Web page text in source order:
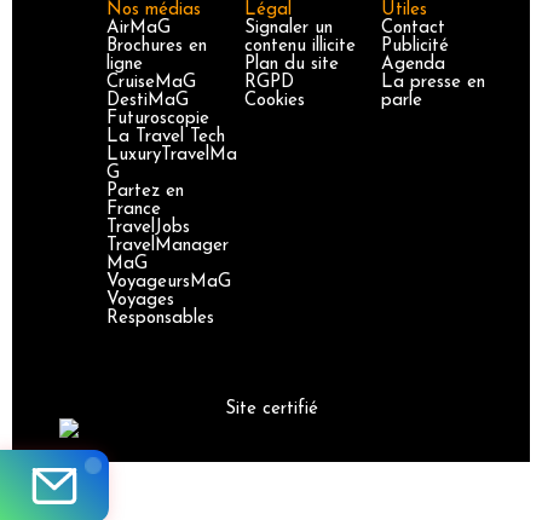
Nos médias
AirMaG
Brochures en
ligne
CruiseMaG
DestiMaG
Futuroscopie
La Travel Tech
LuxuryTravelMa
G
Partez en
France
TravelJobs
TravelManager
MaG
VoyageursMaG
Voyages
Responsables
Légal
Signaler un
contenu illicite
Plan du site
RGPD
Cookies
Utiles
Contact
Publicité
Agenda
La presse en
parle
Site certifié